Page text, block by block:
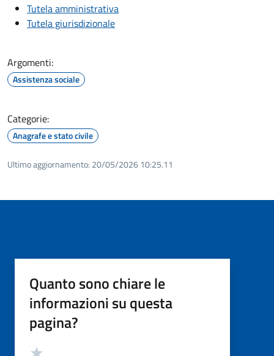
Tutela amministrativa
Tutela giurisdizionale
Argomenti:
Assistenza sociale
Categorie:
Anagrafe e stato civile
Ultimo aggiornamento: 20/05/2026 10:25.11
Quanto sono chiare le
informazioni su questa
pagina?
Valutazione